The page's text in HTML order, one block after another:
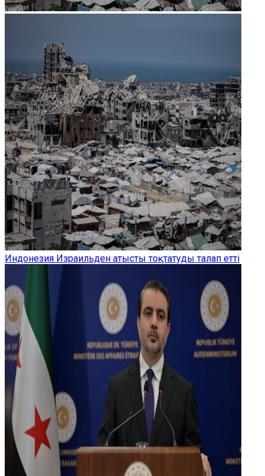
Индонезия Израильден атысты тоқтатуды талап етті